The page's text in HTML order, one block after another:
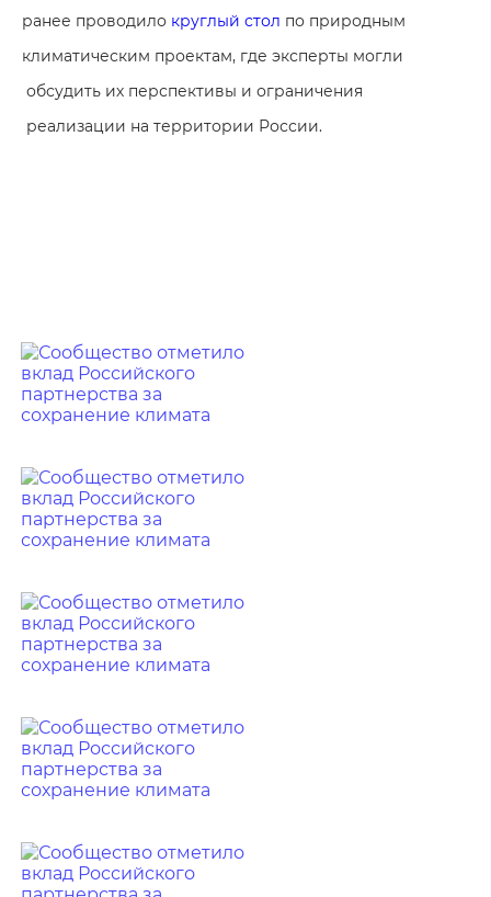
ранее проводило круглый стол по природным
климатическим проектам, где эксперты могли
обсудить их перспективы и ограничения
реализации на территории России.